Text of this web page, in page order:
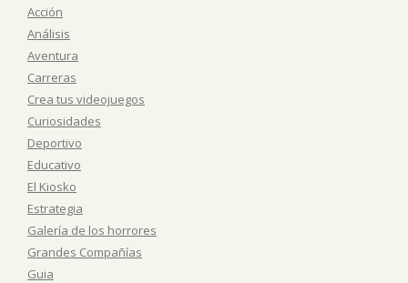
Acción
Análisis
Aventura
Carreras
Crea tus videojuegos
Curiosidades
Deportivo
Educativo
El Kiosko
Estrategia
Galería de los horrores
Grandes Compañías
Guia